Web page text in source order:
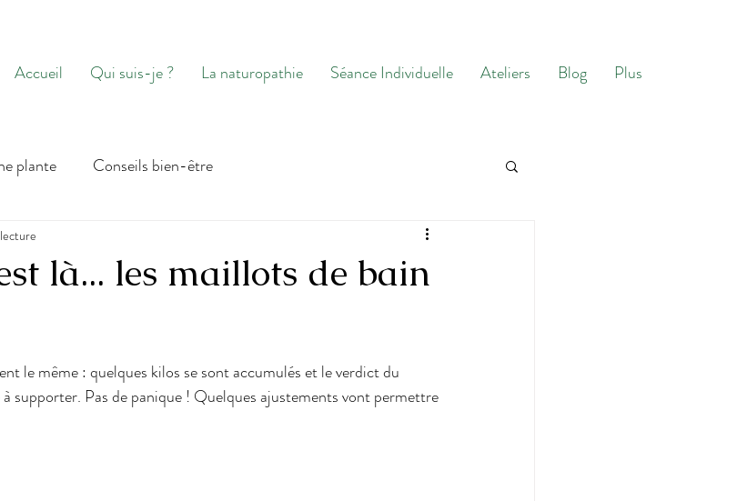
Accueil Qui suis-je ? La naturopathie Séance Individuelle Ateliers Blog Plus
plante Conseils bien-être
là... les maillots de bain
le même : quelques kilos se sont accumulés et le verdict du
supporter. Pas de panique ! Quelques ajustements vont permettre